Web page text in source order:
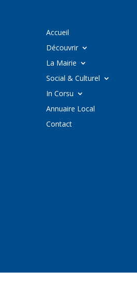
Accueil
Découvrir
La Mairie
Social & Culturel
In Corsu
Annuaire Local
Contact